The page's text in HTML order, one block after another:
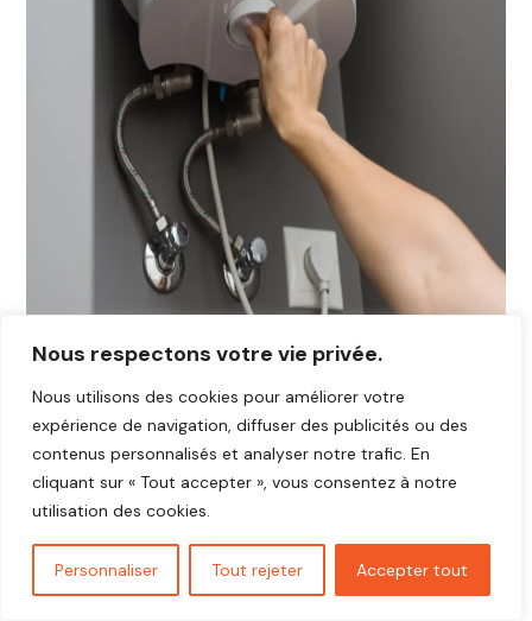
Nous respectons votre vie privée.
Nous utilisons des cookies pour améliorer votre
expérience de navigation, diffuser des publicités ou des
contenus personnalisés et analyser notre trafic. En
cliquant sur « Tout accepter », vous consentez à notre
utilisation des cookies.
Personnaliser Tout rejeter Accepter tout